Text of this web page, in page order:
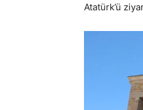
Atatürk’ü